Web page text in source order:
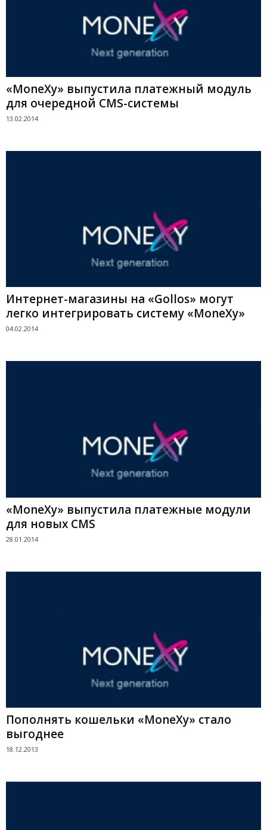
«MoneXy» выпустила платежный модуль
для очередной CMS-системы
13.02.2014
Интернет-магазины на «Gollos» могут
легко интегрировать систему «MoneXy»
04.02.2014
«MoneXy» выпустила платежные модули
для новых CMS
28.01.2014
Пополнять кошельки «MoneXy» стало
выгоднее
18.12.2013